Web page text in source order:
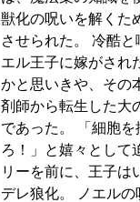
獣化の呪いを解くた
させられた。 冷酷と
エル王子に嫁がされ
かと思いきや、その
剤師から転生した大
であった。 「細胞を
ろ！」と嬉々として
リーを前に、王子は
デレ狼化。 ノエルの